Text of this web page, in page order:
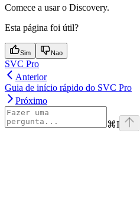
Comece a usar o Discovery.
Esta página foi útil?
Sim Nao
SVC Pro
Anterior
Guia de início rápido do SVC Pro
Próximo
⌘I